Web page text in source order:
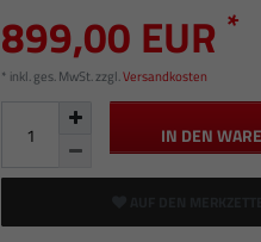
899,00 EUR *
* inkl. ges. MwSt. zzgl.Versandkosten
IN DEN